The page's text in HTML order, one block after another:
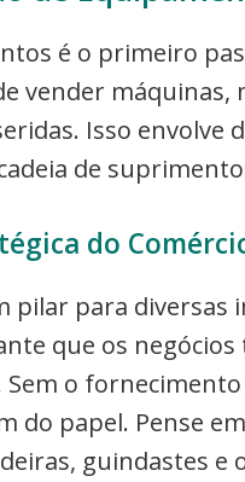
é o primeiro
vender
Isso envolve
de
do
pilar para diversas
que os
Sem o
do papel. Pense
guindastes e